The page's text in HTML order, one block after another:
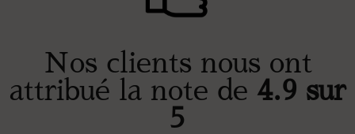
Nos clients nous ont
attribué la note de 4.9 sur
5